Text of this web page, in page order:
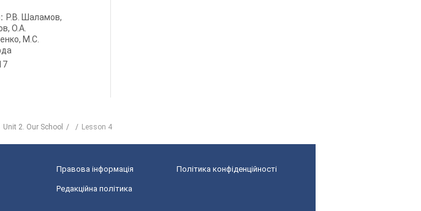
Р.В. Шаламов,
О.А.
М.С.
Unit 2. Our School Lesson 4
Правова інформація Політика конфіденційності
Редакційна політика